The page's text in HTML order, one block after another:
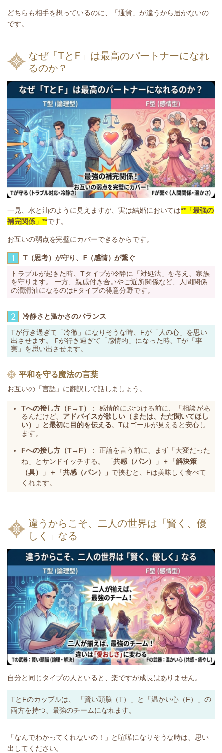
どちらも相手を想っているのに、「通貨」が違うから届かないの
です。
なぜ「TとF」は最高のパートナーになれ
るのか？
一見、水と油のように見えますが、実は結婚においては**「最強の
補完関係」**です。
お互いの弱点を完璧にカバーできるからです。
1 T（思考）が守り、F（感情）が繋ぐ
トラブルが起きた時、Tタイプが冷静に「対処法」を考え、家族
を守ります。 一方、親戚付き合いやご近所関係など、人間関係
の潤滑油になるのはFタイプの得意分野です。
2 冷静さと温かさのバランス
Tが行き過ぎて「冷徹」になりそうな時、Fが「人の心」を思い
出させます。 Fが行き過ぎて「感情的」になった時、Tが「事
実」を思い出させます。
平和を守る魔法の言葉
お互いの「言語」に翻訳して話しましょう。
Tへの接し方（F→T） ：
感情的にぶつける前に、「相談があ
るんだけど、 アドバイスが欲しい（または、ただ聞いてほし
い）」と最初に目的を伝える。Tはゴールが見えると安心し
ます。
Fへの接し方（T→F） ：
正論を言う前に、まず「大変だった
ね」とサンドイッチする。
「共感（パン）」＋「解決策
（具）」＋「共感（パン）」 で挟むと、Fは美味しく食べて
くれます。
違うからこそ、二人の世界は「賢く、優
しく」なる
自分と同じタイプの人といると、楽ですが成長はありません。
TとFのカップルは、
「賢い頭脳（T）」と「温かい心（F）」の
両方を持つ、最強のチームになれます。
「なんでわかってくれないの！」と喧嘩になりそうな時は、思い
出してください。